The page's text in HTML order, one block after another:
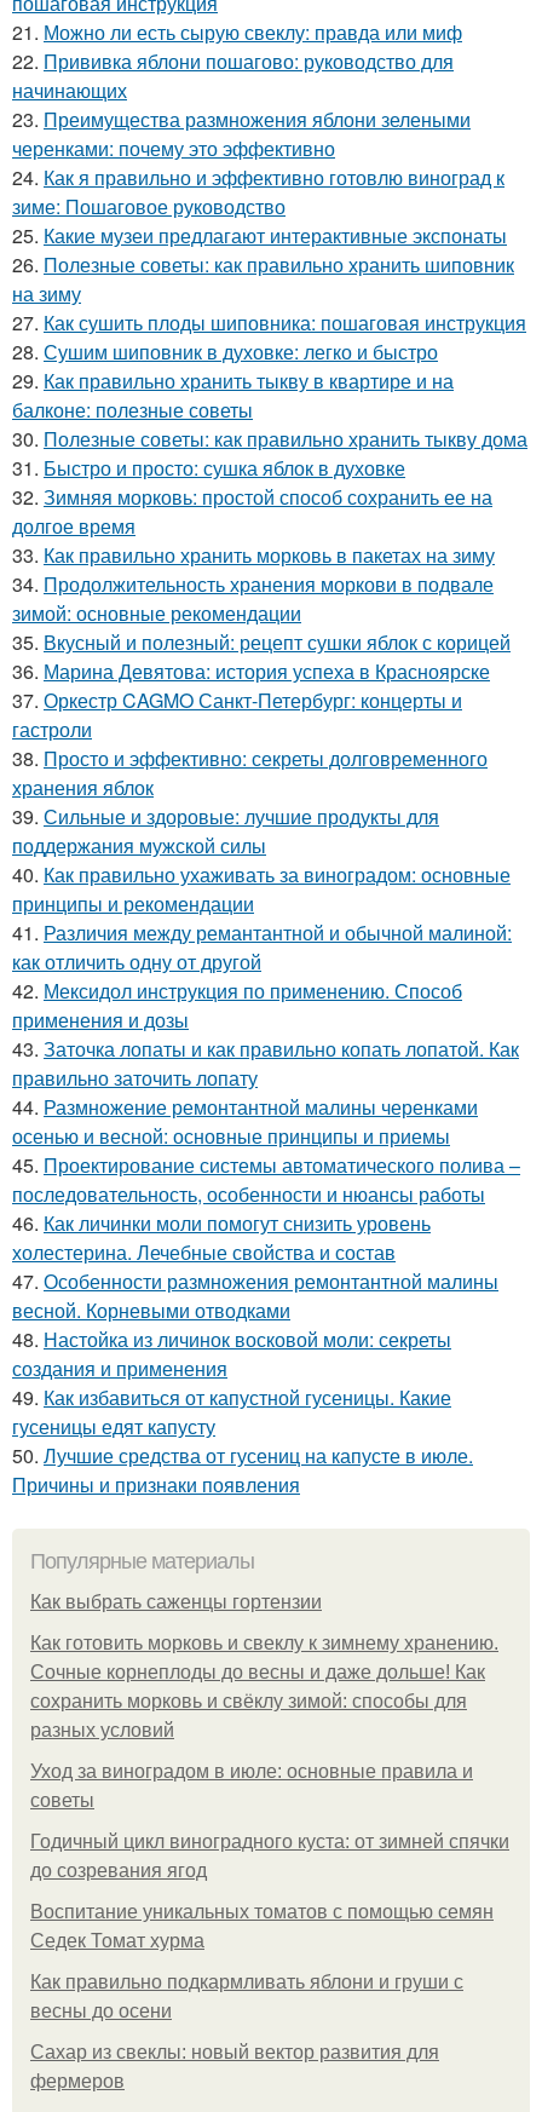
21. Можно ли есть сырую свеклу: правда или миф
22. Прививка яблони пошагово: руководство для
начинающих
23. Преимущества размножения яблони зелеными
черенками: почему это эффективно
24. Как я правильно и эффективно готовлю виноград к
зиме: Пошаговое руководство
25. Какие музеи предлагают интерактивные экспонаты
26. Полезные советы: как правильно хранить шиповник
на зиму
27. Как сушить плоды шиповника: пошаговая инструкция
28. Сушим шиповник в духовке: легко и быстро
29. Как правильно хранить тыкву в квартире и на
балконе: полезные советы
30. Полезные советы: как правильно хранить тыкву дома
31. Быстро и просто: сушка яблок в духовке
32. Зимняя морковь: простой способ сохранить ее на
долгое время
33. Как правильно хранить морковь в пакетах на зиму
34. Продолжительность хранения моркови в подвале
зимой: основные рекомендации
35. Вкусный и полезный: рецепт сушки яблок с корицей
36. Марина Девятова: история успеха в Красноярске
37. Оркестр CAGMO Санкт-Петербург: концерты и
гастроли
38. Просто и эффективно: секреты долговременного
хранения яблок
39. Сильные и здоровые: лучшие продукты для
поддержания мужской силы
40. Как правильно ухаживать за виноградом: основные
принципы и рекомендации
41. Различия между ремантантной и обычной малиной:
как отличить одну от другой
42. Мексидол инструкция по применению. Способ
применения и дозы
43. Заточка лопаты и как правильно копать лопатой. Как
правильно заточить лопату
44. Размножение ремонтантной малины черенками
осенью и весной: основные принципы и приемы
45. Проектирование системы автоматического полива –
последовательность, особенности и нюансы работы
46. Как личинки моли помогут снизить уровень
холестерина. Лечебные свойства и состав
47. Особенности размножения ремонтантной малины
весной. Корневыми отводками
48. Настойка из личинок восковой моли: секреты
создания и применения
49. Как избавиться от капустной гусеницы. Какие
гусеницы едят капусту
50. Лучшие средства от гусениц на капусте в июле.
Причины и признаки появления
Популярные материалы
Как выбрать саженцы гортензии
Как готовить морковь и свеклу к зимнему хранению.
Сочные корнеплоды до весны и даже дольше! Как
сохранить морковь и свёклу зимой: способы для
разных условий
Уход за виноградом в июле: основные правила и
советы
Годичный цикл виноградного куста: от зимней спячки
до созревания ягод
Воспитание уникальных томатов с помощью семян
Седек Томат хурма
Как правильно подкармливать яблони и груши с
весны до осени
Сахар из свеклы: новый вектор развития для
фермеров